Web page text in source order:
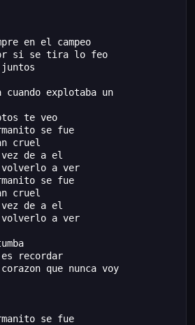
en el campeo
si se tira lo feo
juntos
cuando explotaba un
te veo
se fue
cruel
de a el
volverlo a ver
se fue
cruel
de a el
volverlo a ver
es recordar
corazon que nunca voy
se fue